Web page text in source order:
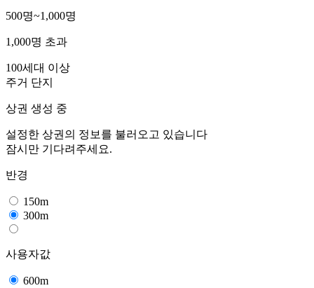
500명~1,000명
1,000명 초과
100세대 이상
주거 단지
상권 생성 중
설정한 상권의 정보를 불러오고 있습니다
잠시만 기다려주세요.
반경
150m
300m
사용자값
600m